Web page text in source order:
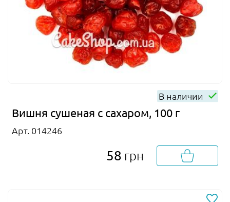
В наличии
Вишня сушеная с сахаром, 100 г
Арт. 014246
58 грн